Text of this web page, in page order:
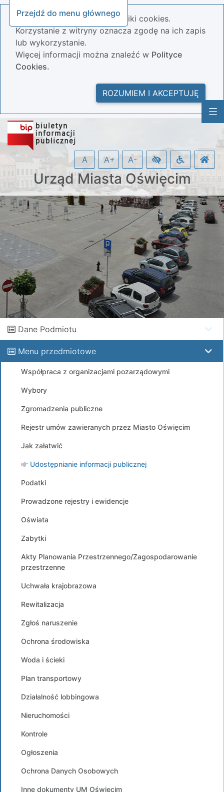
Przejdź do menu głównego
Nasza strona wykorzystuje pliki cookies.
Korzystanie z witryny oznacza zgodę na ich zapis
lub wykorzystanie.
Więcej informacji można znaleźć w Polityce
Cookies.
ROZUMIEM I AKCEPTUJĘ
Urząd Miasta Oświęcim
A A+ A-
Dane Podmiotu
Menu przedmiotowe
Współpraca z organizacjami pozarządowymi
Wybory
Zgromadzenia publiczne
Rejestr umów zawieranych przez Miasto Oświęcim
Jak załatwić
Udostępnianie informacji publicznej
Podatki
Prowadzone rejestry i ewidencje
Oświata
Zabytki
Akty Planowania Przestrzennego/Zagospodarowanie
przestrzenne
Uchwała krajobrazowa
Rewitalizacja
Zgłoś naruszenie
Ochrona środowiska
Woda i ścieki
Plan transportowy
Działalność lobbingowa
Nieruchomości
Kontrole
Ogłoszenia
Ochrona Danych Osobowych
Inne dokumenty UM Oświęcim